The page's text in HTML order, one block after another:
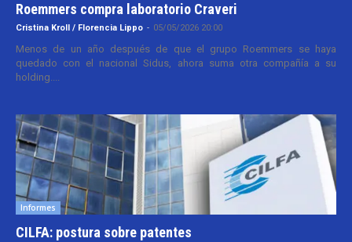
Roemmers compra laboratorio Craveri
Cristina Kroll / Florencia Lippo - 05/05/2026 20:00
Menos de un año después de que el grupo Roemmers se haya
quedado con el nacional Sidus, ahora suma otra compañía a su
holding....
Informes
CILFA: postura sobre patentes